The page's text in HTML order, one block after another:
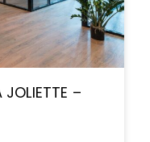
JOLIETTE –